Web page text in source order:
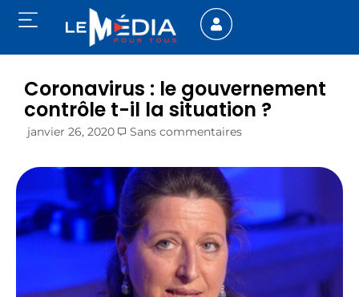
Coronavirus : le gouvernement
contrôle t-il la situation ?
janvier 26, 2020 Sans commentaires